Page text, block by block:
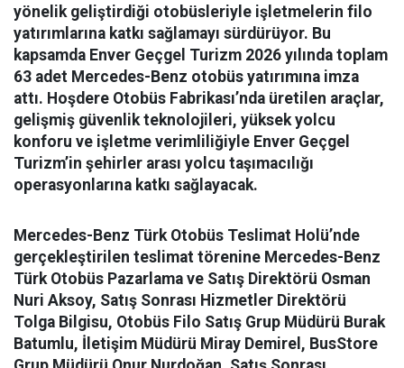
yönelik geliştirdiği otobüsleriyle işletmelerin filo
yatırımlarına katkı sağlamayı sürdürüyor. Bu
kapsamda Enver Geçgel Turizm 2026 yılında toplam
63 adet Mercedes-Benz otobüs yatırımına imza
attı. Hoşdere Otobüs Fabrikası’nda üretilen araçlar,
gelişmiş güvenlik teknolojileri, yüksek yolcu
konforu ve işletme verimliliğiyle Enver Geçgel
Turizm’in şehirler arası yolcu taşımacılığı
operasyonlarına katkı sağlayacak.
Mercedes-Benz Türk Otobüs Teslimat Holü’nde
gerçekleştirilen teslimat törenine Mercedes-Benz
Türk Otobüs Pazarlama ve Satış Direktörü Osman
Nuri Aksoy, Satış Sonrası Hizmetler Direktörü
Tolga Bilgisu, Otobüs Filo Satış Grup Müdürü Burak
Batumlu, İletişim Müdürü Miray Demirel, BusStore